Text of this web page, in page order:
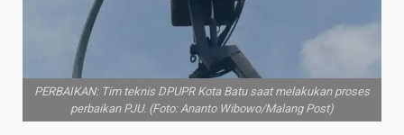
PERBAIKAN: Tim teknis DPUPR Kota Batu saat melakukan proses
perbaikan PJU. (Foto: Ananto Wibowo/Malang Post)